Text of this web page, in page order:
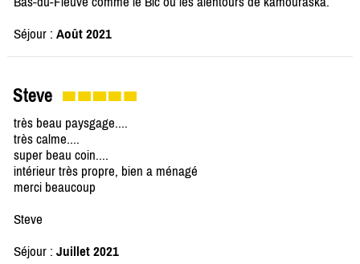
Séjour : Août 2021
Steve
très beau paysgage....
très calme....
super beau coin....
intérieur très propre, bien a ménagé
merci beaucoup
Steve
Séjour : Juillet 2021